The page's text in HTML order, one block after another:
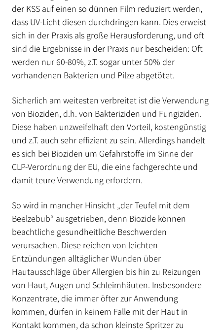
der KSS auf einen so dünnen Film reduziert werden,
dass UV-Licht diesen durchdringen kann. Dies erweist
sich in der Praxis als große Herausforderung, und oft
sind die Ergebnisse in der Praxis nur bescheiden: Oft
werden nur 60-80%, z.T. sogar unter 50% der
vorhandenen Bakterien und Pilze abgetötet.
Sicherlich am weitesten verbreitet ist die Verwendung
von Bioziden, d.h. von Bakteriziden und Fungiziden.
Diese haben unzweifelhaft den Vorteil, kostengünstig
und z.T. auch sehr effizient zu sein. Allerdings handelt
es sich bei Bioziden um Gefahrstoffe im Sinne der
CLP-Verordnung der EU, die eine fachgerechte und
damit teure Verwendung erfordern.
So wird in mancher Hinsicht „der Teufel mit dem
Beelzebub“ ausgetrieben, denn Biozide können
beachtliche gesundheitliche Beschwerden
verursachen. Diese reichen von leichten
Entzündungen alltäglicher Wunden über
Hautausschläge über Allergien bis hin zu Reizungen
von Haut, Augen und Schleimhäuten. Insbesondere
Konzentrate, die immer öfter zur Anwendung
kommen, dürfen in keinem Falle mit der Haut in
Kontakt kommen, da schon kleinste Spritzer zu